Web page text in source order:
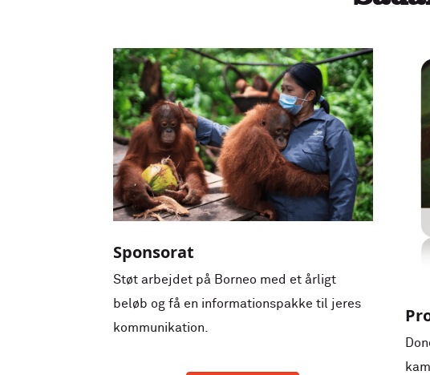
Sponsorat
Støt arbejdet på Borneo med et årligt
beløb og få en informationspakke til jeres
kommunikation.